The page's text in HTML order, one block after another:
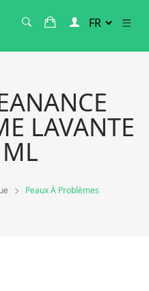
LAVANTE
Peaux À Problèmes